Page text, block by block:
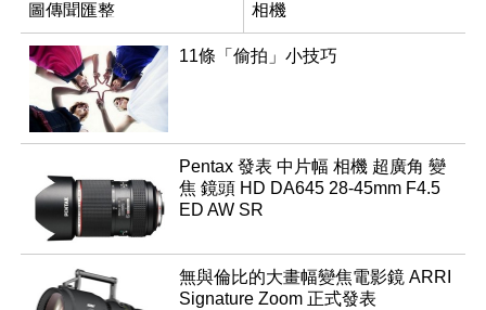
圖傳聞匯整
相機
11條「偷拍」小技巧
Pentax 發表 中片幅 相機 超廣角 變
焦 鏡頭 HD DA645 28-45mm F4.5
ED AW SR
無與倫比的大畫幅變焦電影鏡 ARRI
Signature Zoom 正式發表